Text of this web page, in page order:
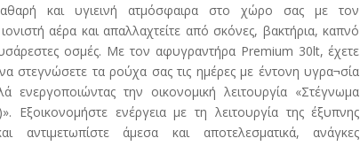
και υγιεινή ατμόσφαιρα στο χώρο σας με τον
αέρα και απαλλαχτείτε από σκόνες, βακτήρια, καπνό
οσμές. Με τον αφυγραντήρα Premium 30lt, έχετε
στεγνώσετε τα ρούχα σας τις ημέρες με έντονη υγρα¬σία
ενεργοποιώντας την οικονομική λειτουργία «Στέγνωμα
Εξοικονομήστε ενέργεια με τη λειτουργία της έξυπνης
αντιμετωπίστε άμεσα και αποτελεσματικά, ανάγκες